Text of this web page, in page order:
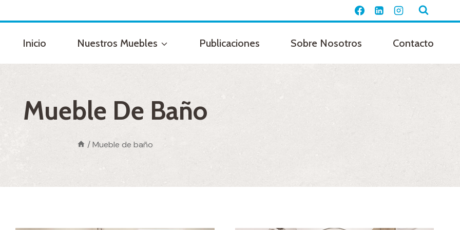
Inicio Nuestros Muebles Publicaciones Sobre Nosotros Contacto
Mueble De Baño
/Mueble de baño